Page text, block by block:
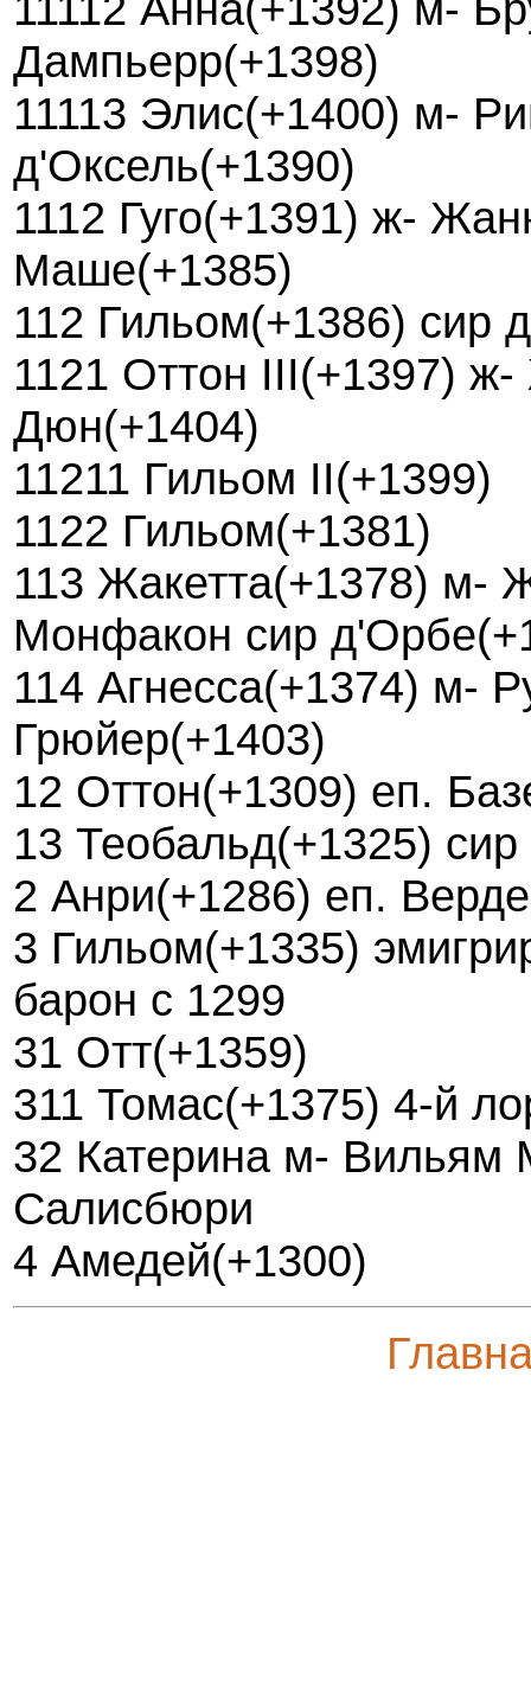
Дампьерр(+1398)
11113 Элис(+1400) м-
д'Оксель(+1390)
1112 Гуго(+1391) ж-
Маше(+1385)
112 Гильом(+1386) сир
1121 Оттон III(+1397)
Дюн(+1404)
11211 Гильом II(+1399)
1122 Гильом(+1381)
113 Жакетта(+1378) м-
Монфакон сир
114 Агнесса(+1374) м-
Грюйер(+1403)
12 Оттон(+1309) еп.
13 Теобальд(+1325)
2 Анри(+1286) еп.
3 Гильом(+1335)
барон с 1299
31 Отт(+1359)
311 Томас(+1375) 4-й
32 Катерина м- Вильям
Салисбюри
4 Амедей(+1300)